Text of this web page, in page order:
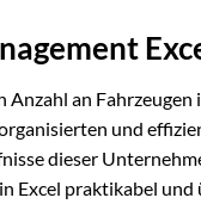
Anzahl an
und
dieser
in Excel praktikabel und